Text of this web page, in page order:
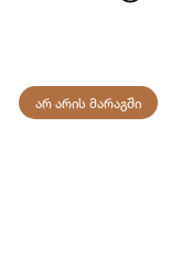
ᲐᲠ ᲐᲠᲘᲡ ᲛᲐᲠᲐᲒᲨᲘ